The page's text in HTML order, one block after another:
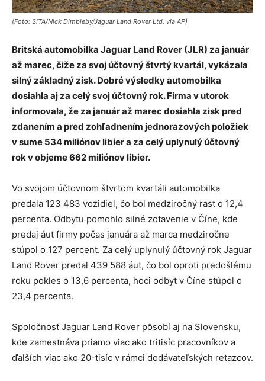
(Foto: SITA/Nick Dimbleby/Jaguar Land Rover Ltd. via AP)
Britská automobilka Jaguar Land Rover (JLR) za január
až marec, čiže za svoj účtovný štvrtý kvartál, vykázala
silný základný zisk. Dobré výsledky automobilka
dosiahla aj za celý svoj účtovný rok. Firma v utorok
informovala, že za január až marec dosiahla zisk pred
zdanením a pred zohľadnením jednorazových položiek
v sume 534 miliónov libier a za celý uplynulý účtovný
rok v objeme 662 miliónov libier.
Vo svojom účtovnom štvrtom kvartáli automobilka
predala 123 483 vozidiel, čo bol medziročný rast o 12,4
percenta. Odbytu pomohlo silné zotavenie v Číne, kde
predaj áut firmy počas januára až marca medziročne
stúpol o 127 percent. Za celý uplynulý účtovný rok Jaguar
Land Rover predal 439 588 áut, čo bol oproti predošlému
roku pokles o 13,6 percenta, hoci odbyt v Číne stúpol o
23,4 percenta.
Spoločnosť Jaguar Land Rover pôsobí aj na Slovensku,
kde zamestnáva priamo viac ako tritisíc pracovníkov a
ďalších viac ako 20-tisíc v rámci dodávateľských reťazcov.